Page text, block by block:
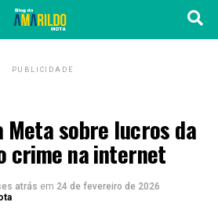
PUBLICIDADE
Meta sobre lucros da
crime na internet
atrás em 24 de fevereiro de 2026